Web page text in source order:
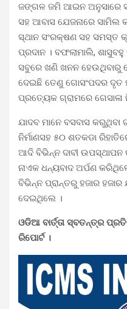
ଜଙ୍ଗଳ ଜମି ଆଇନ ଅନୁସାରେ
ସହ ଆବାସ ଯେଜନାରେ ସାମିଲ
ସ୍ଥାନ ସଂରକ୍ଷଣ ସହ ସମସ୍ତ
ପ୍ରଦାନ । ବଫଲାମାଲି,
ସବୁରେ ଖଣି ଖନନ ହେଉଥିବାରୁ
ଦେଇଛି ତେଣୁ ଗୋସଂପଦର ଦୃତ
ପ୍ରତ୍ୟେକ ଗ୍ରାମରେ ଗେସାଳା
ଯାଦବ ମାନେ ବସବାସ କରୁଥିବା
ନିର୍ମାଣସହ ୫୦ ଶତକଡା
ଆଦି ବିଭିନ୍ନ ଦାବୀ ଉପସ୍ଥାପନ
ନାଏକ ଧନ୍ୟବାଦ ଅର୍ପଣ
ବିଭିନ୍ନ ପ୍ରାନ୍ତରୁ ହଜାର
ଦେଇଥିଲେ ।
ଓଡିଆ ବାର୍ତ୍ତା ସ୍ବତନ୍ତ୍ର
ରିପୋର୍ଟ ।